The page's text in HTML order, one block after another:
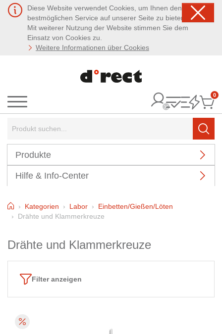
Diese Website verwendet Cookies, um Ihnen den
bestmöglichen Service auf unserer Seite zu bieten.
Mit weiterer Nutzung der Website stimmen Sie dem
Einsatz von Cookies zu.
Weitere Informationen über Cookies
Menü
0
Produkte
Hilfe & Info-Center
HomeKategorien Labor
Einbetten/Gießen/Löten
Drähte und Klammerkreuze
Drähte und Klammerkreuze
Filter anzeigen